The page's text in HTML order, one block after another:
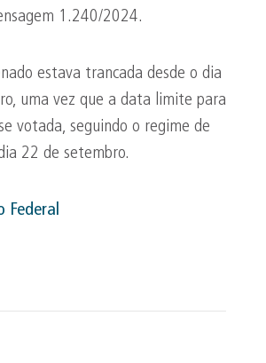
1.240/2024.
estava trancada desde o dia
uma vez que a data limite para
votada, seguindo o regime de
22 de setembro.
Federal